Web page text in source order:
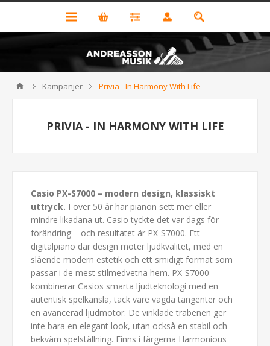
Kampanjer Privia - In Harmony With Life
PRIVIA - IN HARMONY WITH LIFE
Casio PX-S7000 – modern design, klassiskt
uttryck. I över 50 år har pianon sett mer eller
mindre likadana ut. Casio tyckte det var dags för
förändring – och resultatet är PX-S7000. Ett
digitalpiano där design möter ljudkvalitet, med en
slående modern estetik och ett smidigt format som
passar i de mest stilmedvetna hem. PX-S7000
kombinerar Casios smarta ljudteknologi med en
autentisk spelkänsla, tack vare vägda tangenter och
en avancerad ljudmotor. De vinklade träbenen ger
inte bara en elegant look, utan också en stabil och
bekväm spelställning. Finns i färgerna Harmonious